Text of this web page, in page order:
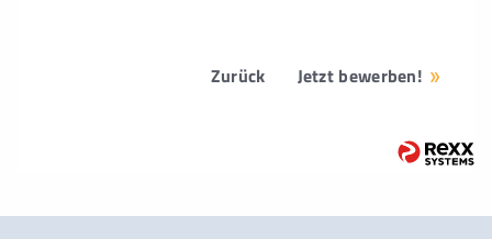
Zurück Jetzt bewerben!